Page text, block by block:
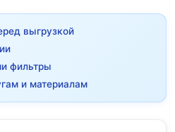
выгрузкой
фильтры
и материалам